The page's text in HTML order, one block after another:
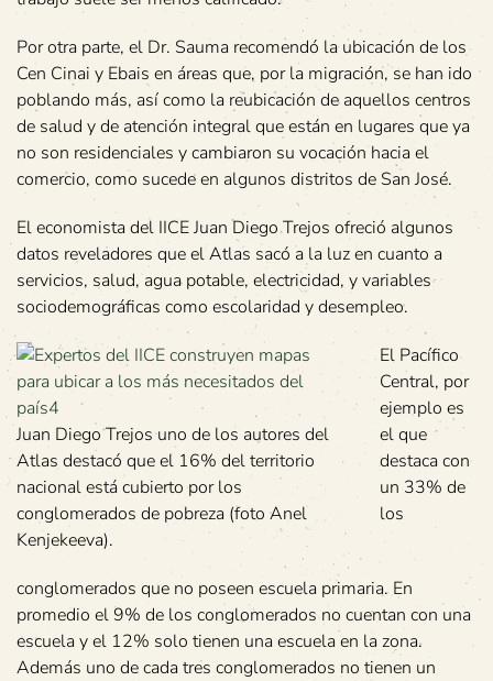
Por otra parte, el Dr. Sauma recomendó la ubicación de los
Cen Cinai y Ebais en áreas que, por la migración, se han ido
poblando más, así como la reubicación de aquellos centros
de salud y de atención integral que están en lugares que ya
no son residenciales y cambiaron su vocación hacia el
comercio, como sucede en algunos distritos de San José.
El economista del IICE Juan Diego Trejos ofreció algunos
datos reveladores que el Atlas sacó a la luz en cuanto a
servicios, salud, agua potable, electricidad, y variables
sociodemográficas como escolaridad y desempleo.
Juan Diego Trejos uno de los autores del
Atlas destacó que el 16% del territorio
nacional está cubierto por los
conglomerados de pobreza (foto Anel
Kenjekeeva).
El Pacífico
Central, por
ejemplo es
el que
destaca con
un 33% de
los
conglomerados que no poseen escuela primaria. En
promedio el 9% de los conglomerados no cuentan con una
escuela y el 12% solo tienen una escuela en la zona.
Además uno de cada tres conglomerados no tienen un